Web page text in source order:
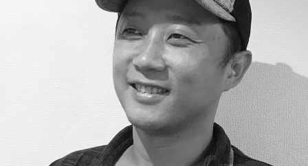
サービス紹介
クライアント事例
セミナー